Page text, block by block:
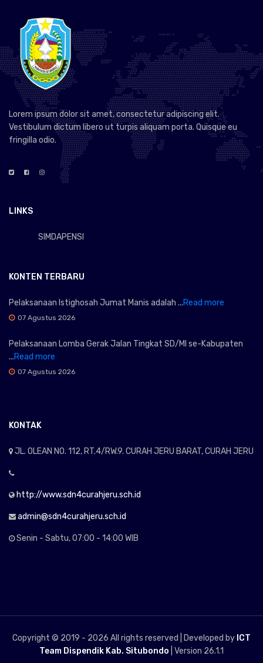
Lorem ipsum dolor sit amet, consectetur adipiscing elit.
Vestibulum dictum libero ut turpis aliquam porta. Quisque eu
fringilla odio.
LINKS
SIMDAPENSI
KONTEN TERBARU
Pelaksanaan Istighosah Jumat Manis adalah ...Read more
07 Agustus 2026
Pelaksanaan Lomba Gerak Jalan Tingkat SD/MI se-Kabupaten
...Read more
07 Agustus 2026
KONTAK
JL. OLEAN NO. 112, RT.4/RW.9. CURAH JERU BARAT, CURAH JERU
http://www.sdn4curahjeru.sch.id
admin@sdn4curahjeru.sch.id
Senin - Sabtu, 07:00 - 14:00 WIB
Copyright © 2019 - 2026 All rights reserved | Developed by ICT
Team Dispendik Kab. Situbondo | Version 26.1.1